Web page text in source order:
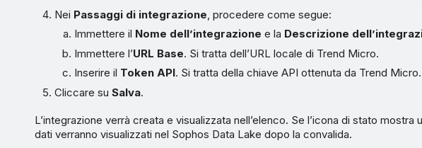
Nei Passaggi di integrazione , procedere come segue:
Immettere il Nome dell’integrazione e la Descrizione
Immettere l’URL Base. Si tratta dell’URL locale di Trend Micro.
Inserire il Token API. Si tratta della chiave API ottenuta da Trend Micro.
Cliccare suSalva.
L’integrazione verrà creata e visualizzata nell’elenco. Se l’icona di stato mostra
dati verranno visualizzati nel Sophos Data Lake dopo la convalida.